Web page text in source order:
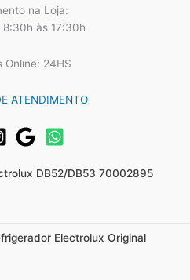
na Loja:
8:30h às 17:30h
Online: 24HS
ATENDIMENTO
DB52/DB53 70002895
Electrolux Original